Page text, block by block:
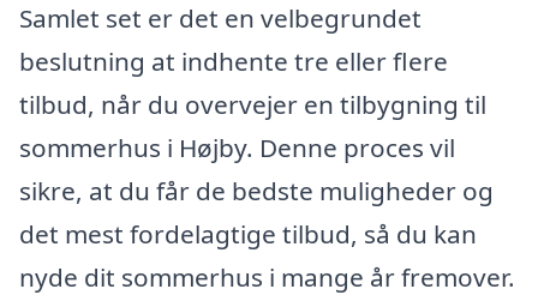
Samlet set er det en velbegrundet
beslutning at indhente tre eller flere
tilbud, når du overvejer en tilbygning til
sommerhus i Højby. Denne proces vil
sikre, at du får de bedste muligheder og
det mest fordelagtige tilbud, så du kan
nyde dit sommerhus i mange år fremover.